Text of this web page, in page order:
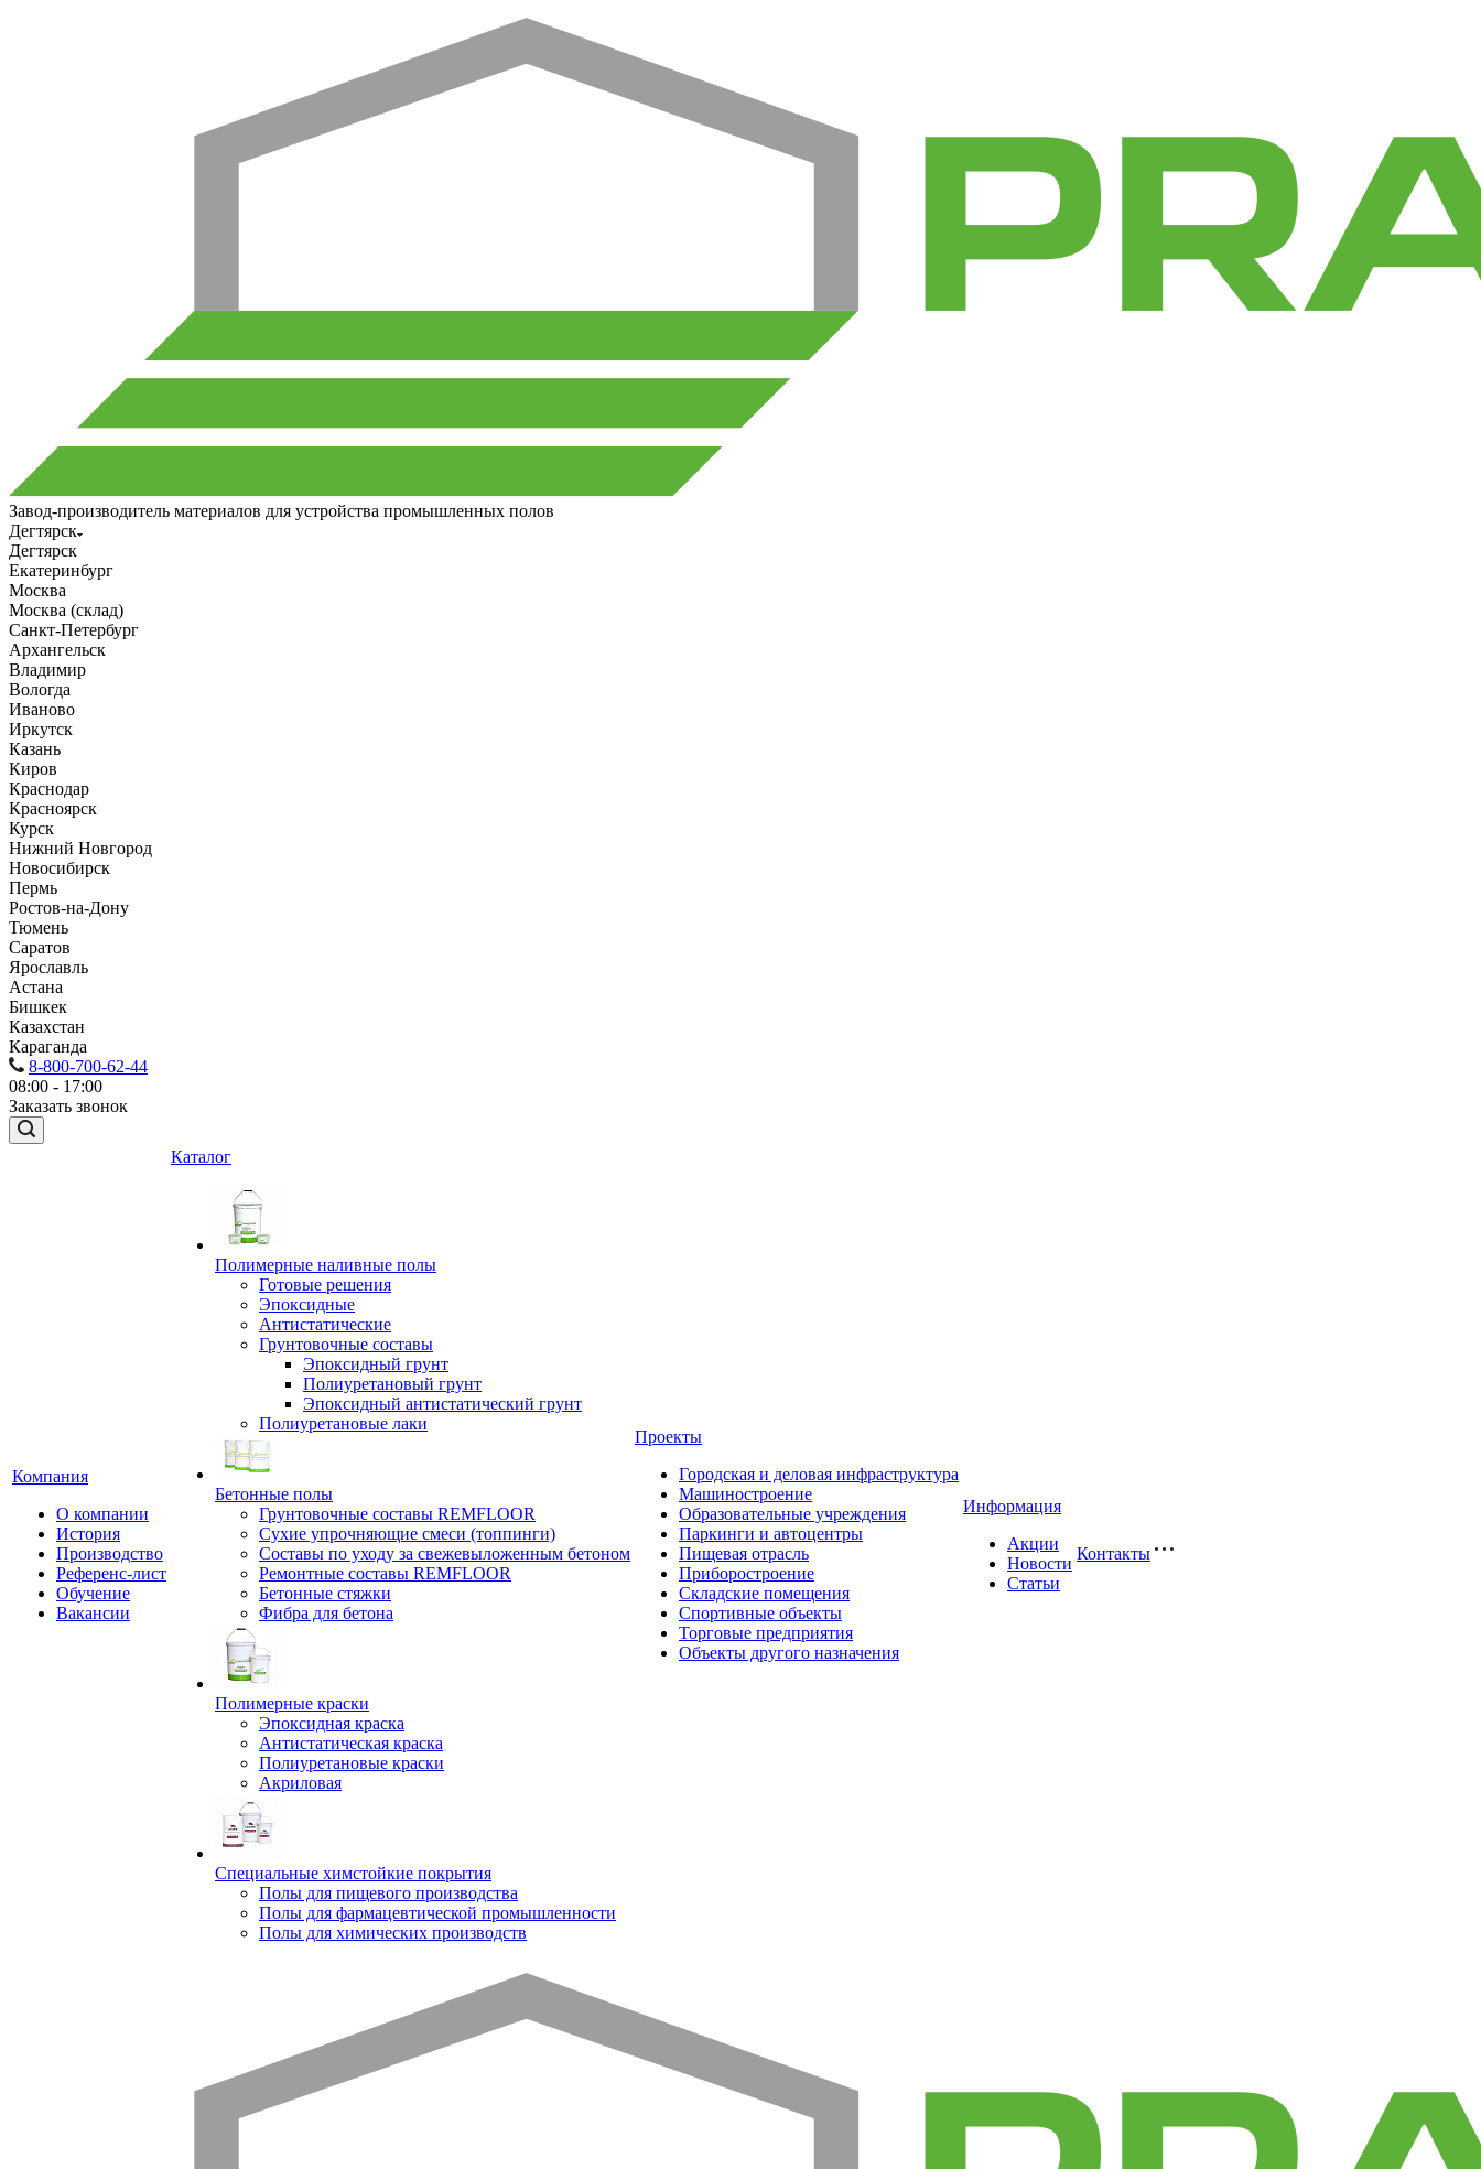
Завод-производитель материалов для устройства промышленных полов
Дегтярск
Дегтярск
Екатеринбург
Москва
Москва (склад)
Санкт-Петербург
Архангельск
Владимир
Вологда
Иваново
Иркутск
Казань
Киров
Краснодар
Красноярск
Курск
Нижний Новгород
Новосибирск
Пермь
Ростов-на-Дону
Тюмень
Саратов
Ярославль
Астана
Бишкек
Казахстан
Караганда
8-800-700-62-44
08:00 - 17:00
Заказать звонок
Компания
О компании
История
Производство
Референс-лист
Обучение
Вакансии
Каталог
Полимерные наливные полы
Готовые решения
Эпоксидные
Антистатические
Грунтовочные составы
Эпоксидный грунт
Полиуретановый грунт
Эпоксидный антистатический грунт
Полиуретановые лаки
Бетонные полы
Грунтовочные составы REMFLOOR
Сухие упрочняющие смеси (топпинги)
Составы по уходу за свежевыложенным бетоном
Ремонтные составы REMFLOOR
Бетонные стяжки
Фибра для бетона
Полимерные краски
Эпоксидная краска
Антистатическая краска
Полиуретановые краски
Акриловая
Специальные химстойкие покрытия
Полы для пищевого производства
Полы для фармацевтической промышленности
Полы для химических производств
Проекты
Городская и деловая инфраструктура
Машиностроение
Образовательные учреждения
Паркинги и автоцентры
Пищевая отрасль
Приборостроение
Складские помещения
Спортивные объекты
Торговые предприятия
Объекты другого назначения
Информация
Акции
Новости
Статьи
Контакты